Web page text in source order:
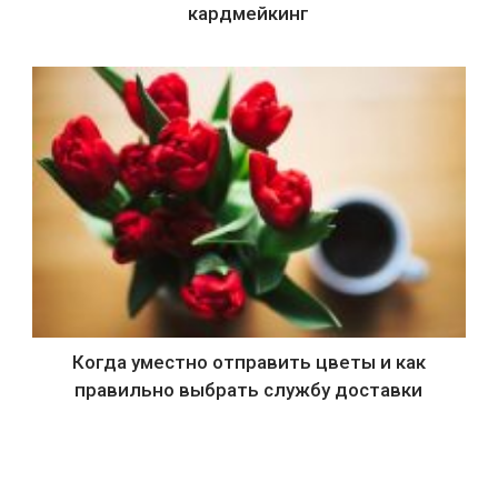
кардмейкинг
Когда уместно отправить цветы и как
правильно выбрать службу доставки